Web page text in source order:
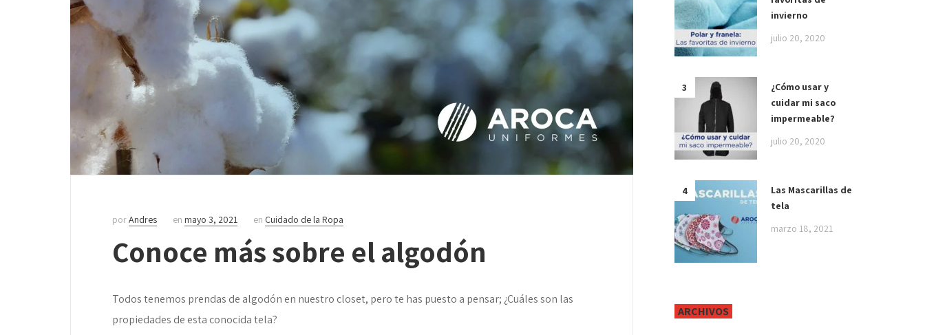
porAndres en mayo 3, 2021 en Cuidado de la Ropa
Conoce más sobre el algodón
Todos tenemos prendas de algodón en nuestro closet, pero te has puesto a pensar; ¿Cuáles son las
propiedades de esta conocida tela?
invierno
julio 20, 2020
¿Cómo usar y
cuidar mi saco
impermeable?
julio 20, 2020
Las Mascarillas de
tela
marzo 18, 2021
ARCHIVOS